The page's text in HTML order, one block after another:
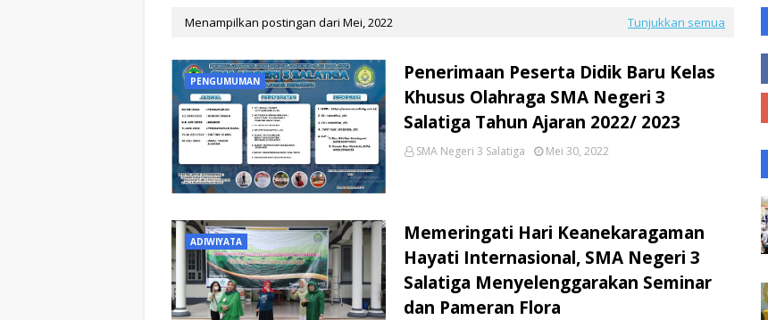
Menampilkan postingan dari Mei, 2022 Tunjukkan semua
PENGUMUMAN
Penerimaan Peserta Didik Baru Kelas
Khusus Olahraga SMA Negeri 3
Salatiga Tahun Ajaran 2022/ 2023
SMA Negeri 3 Salatiga Mei 30, 2022
ADIWIYATA
Memeringati Hari Keanekaragaman
Hayati Internasional, SMA Negeri 3
Salatiga Menyelenggarakan Seminar
dan Pameran Flora